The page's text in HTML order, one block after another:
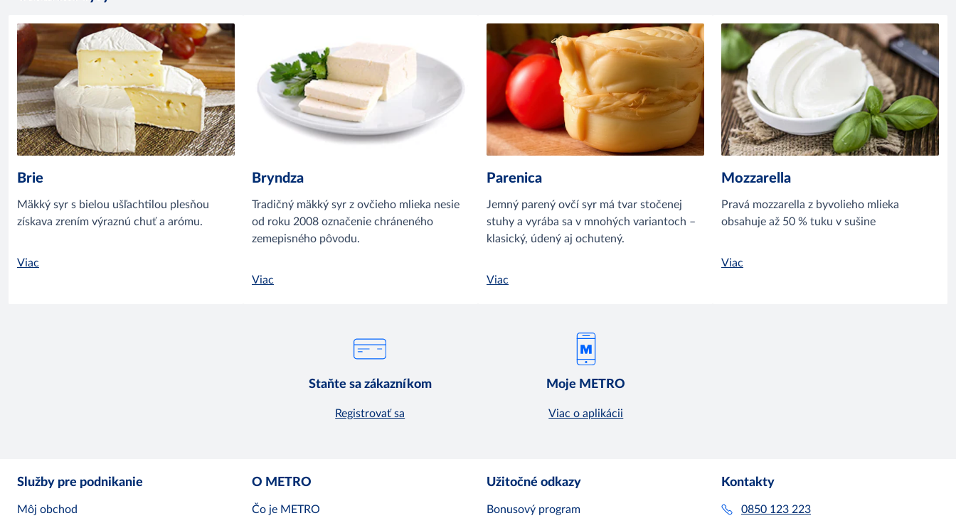
Brie
Mäkký syr s bielou ušľachtilou plesňou
získava zrením výraznú chuť a arómu.
Viac
Bryndza
Tradičný mäkký syr z ovčieho mlieka nesie
od roku 2008 označenie chráneného
zemepisného pôvodu.
Viac
Parenica
Jemný parený ovčí syr má tvar stočenej
stuhy a vyrába sa v mnohých variantoch –
klasický, údený aj ochutený.
Viac
Mozzarella
Pravá mozzarella z byvolieho mlieka
obsahuje až 50 % tuku v sušine
Viac
Staňte sa zákazníkom
Registrovať sa
Moje METRO
Viac o aplikácii
Služby pre podnikanie
Môj obchod
O METRO
Čo je METRO
Užitočné odkazy
Bonusový program
Kontakty
0850 123 223